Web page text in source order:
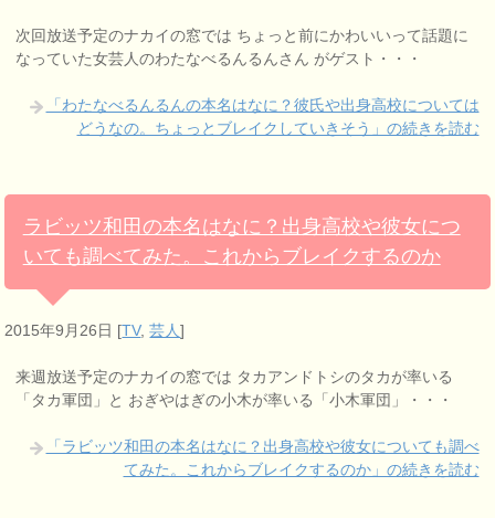
次回放送予定のナカイの窓では ちょっと前にかわいいって話題に
なっていた女芸人のわたなべるんるんさん がゲスト・・・
「わたなべるんるんの本名はなに？彼氏や出身高校については
どうなの。ちょっとブレイクしていきそう」の続きを読む
ラビッツ和田の本名はなに？出身高校や彼女につ
いても調べてみた。これからブレイクするのか
2015年9月26日 [TV,芸人]
来週放送予定のナカイの窓では タカアンドトシのタカが率いる
「タカ軍団」と おぎやはぎの小木が率いる「小木軍団」・・・
「ラビッツ和田の本名はなに？出身高校や彼女についても調べ
てみた。これからブレイクするのか」の続きを読む